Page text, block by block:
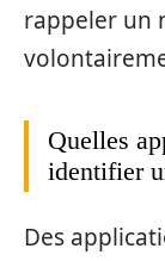
rappeler un
Quelles
identifier
Des